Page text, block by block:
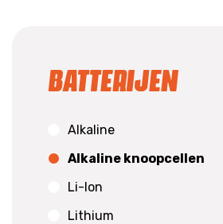
Batterijen
Alkaline
Alkaline knoopcellen
Li-Ion
Lithium